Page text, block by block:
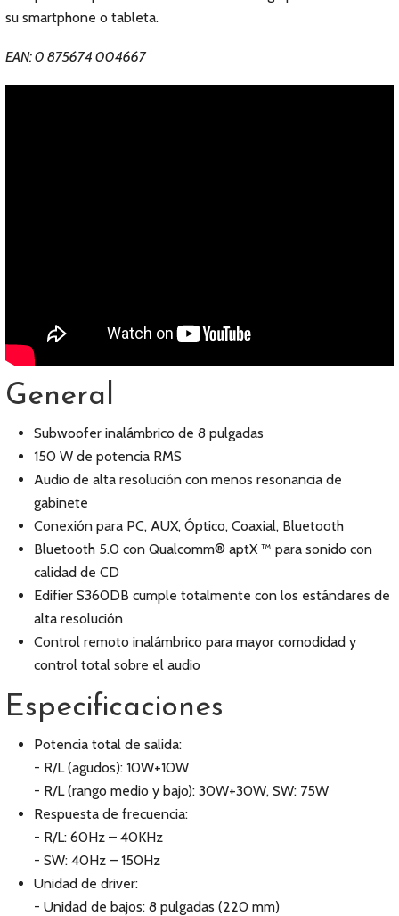
su smartphone o tableta.
EAN: 0 875674 004667
General
Subwoofer inalámbrico de 8 pulgadas
150 W de potencia RMS
Audio de alta resolución con menos resonancia de
gabinete
Conexión para PC, AUX, Óptico, Coaxial, Bluetooth
Bluetooth 5.0 con Qualcomm® aptX ™ para sonido con
calidad de CD
Edifier S360DB cumple totalmente con los estándares de
alta resolución
Control remoto inalámbrico para mayor comodidad y
control total sobre el audio
Especificaciones
Potencia total de salida:
- R/L (agudos): 10W+10W
- R/L (rango medio y bajo): 30W+30W, SW: 75W
Respuesta de frecuencia:
- R/L: 60Hz – 40KHz
- SW: 40Hz – 150Hz
Unidad de driver:
- Unidad de bajos: 8 pulgadas (220 mm)